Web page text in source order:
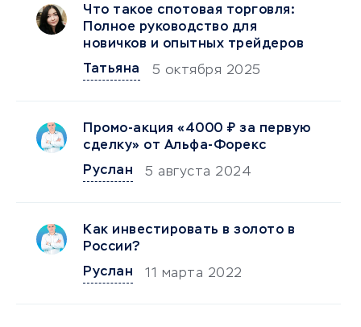
Что такое спотовая торговля:
Полное руководство для
новичков и опытных трейдеров
Татьяна
5 октября 2025
Промо-акция «4000 ₽ за первую
сделку» от Альфа-Форекс
Руслан
5 августа 2024
Как инвестировать в золото в
России?
Руслан
11 марта 2022